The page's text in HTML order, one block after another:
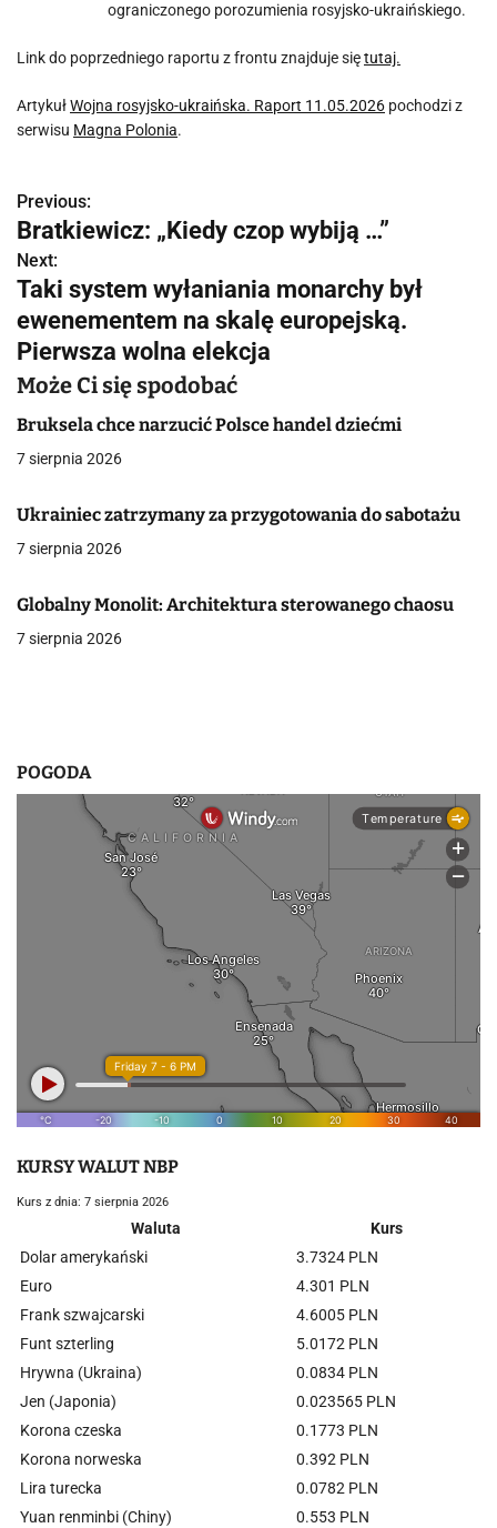
ograniczonego porozumienia rosyjsko-ukraińskiego.
Link do poprzedniego raportu z frontu znajduje siętutaj.
ArtykułWojna rosyjsko-ukraińska. Raport 11.05.2026 pochodzi z
serwisu Magna Polonia.
N
a
w
i
g
a
c
j
a
p
Previous:
Bratkiewicz: „Kiedy czop wybiją …”
Next:
Taki system wyłaniania monarchy był
ewenementem na skalę europejską.
Pierwsza wolna elekcja
Może Ci się spodobać
Bruksela chce narzucić Polsce handel dziećmi
7 sierpnia 2026
Ukrainiec zatrzymany za przygotowania do sabotażu
7 sierpnia 2026
Globalny Monolit: Architektura sterowanego chaosu
7 sierpnia 2026
POGODA
KURSY WALUT NBP
Kurs z dnia: 7 sierpnia 2026
Waluta
Kurs
Dolar amerykański
3.7324 PLN
Euro
4.301 PLN
Frank szwajcarski
4.6005 PLN
Funt szterling
5.0172 PLN
Hrywna (Ukraina)
0.0834 PLN
Jen (Japonia)
0.023565 PLN
Korona czeska
0.1773 PLN
Korona norweska
0.392 PLN
Lira turecka
0.0782 PLN
Yuan renminbi (Chiny)
0.553 PLN